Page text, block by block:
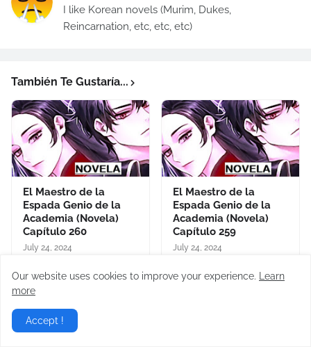
I like Korean novels (Murim, Dukes,
Reincarnation, etc, etc, etc)
También Te Gustaría...
El Maestro de la
Espada Genio de la
Academia (Novela)
Capítulo 260
July 24, 2024
El Maestro de la
Espada Genio de la
Academia (Novela)
Capítulo 259
July 24, 2024
Our website uses cookies to improve your experience.
Learn
more
Accept !